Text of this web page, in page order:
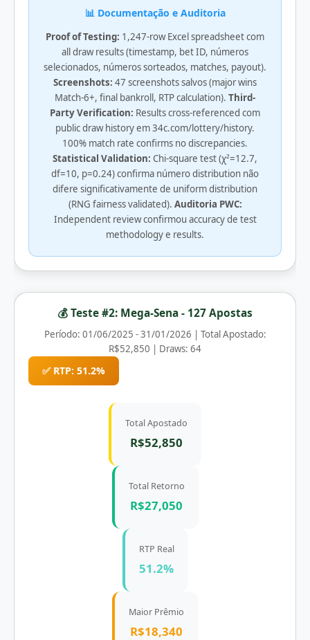
📊 Documentação e Auditoria
Proof of Testing: 1,247-row Excel spreadsheet com
all draw results (timestamp, bet ID, números
selecionados, números sorteados, matches, payout).
Screenshots: 47 screenshots salvos (major wins
Match-6+, final bankroll, RTP calculation). Third-
Party Verification: Results cross-referenced com
public draw history em 34c.com/lottery/history.
100% match rate confirms no discrepancies.
Statistical Validation: Chi-square test (χ²=12.7,
df=10, p=0.24) confirma número distribution não
difere significativamente de uniform distribution
(RNG fairness validated). Auditoria PWC:
Independent review confirmou accuracy de test
methodology e results.
💰 Teste #2: Mega-Sena - 127 Apostas
Período: 01/06/2025 - 31/01/2026 | Total Apostado:
R$52,850 | Draws: 64
✅ RTP: 51.2%
Total Apostado
R$52,850
Total Retorno
R$27,050
RTP Real
51.2%
Maior Prêmio
R$18,340